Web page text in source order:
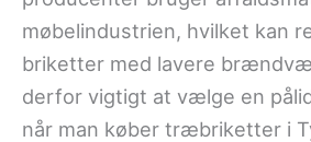
møbelindustrien, hvilket kan
briketter med lavere
derfor vigtigt at vælge en
når man køber træbriketter i